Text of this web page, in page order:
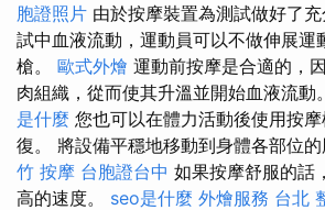
胞證照片 由於按摩裝置為測試做好了
試中血液流動，運動員可以不做伸展運
槍。 歐式外燴 運動前按摩是合適的，
肉組織，從而使其升溫並開始血液流動
是什麼 您也可以在體力活動後使用按
復。 將設備平穩地移動到身體各部位的
竹 按摩 台胞證台中 如果按摩舒服的話
高的速度。 seo是什麼 外燴服務 台北